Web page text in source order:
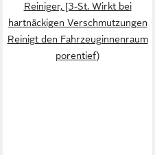
Reiniger, [3-St. Wirkt bei
hartnäckigen Verschmutzungen
Reinigt den Fahrzeuginnenraum
porentief)